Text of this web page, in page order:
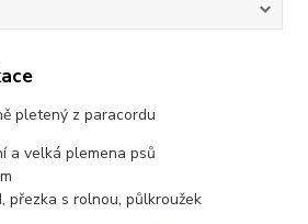
pletený z paracordu
a velká plemena psů
přezka s rolnou, půlkroužek